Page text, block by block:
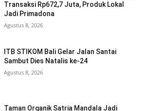
Transaksi Rp672,7 Juta, Produk Lokal
Jadi Primadona
Agustus 8, 2026
ITB STIKOM Bali Gelar Jalan Santai
Sambut Dies Natalis ke-24
Agustus 8, 2026
Taman Organik Satria Mandala Jadi